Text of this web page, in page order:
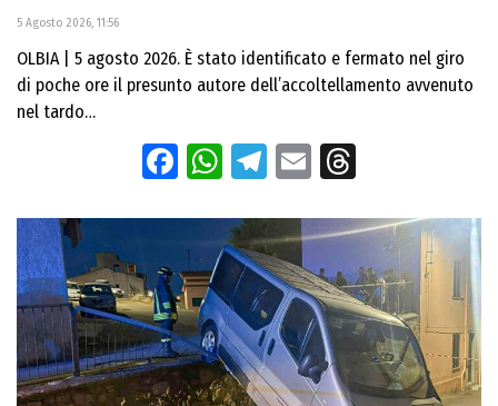
5 Agosto 2026, 11:56
OLBIA | 5 agosto 2026. È stato identificato e fermato nel giro
di poche ore il presunto autore dell’accoltellamento avvenuto
nel tardo…
Facebook
WhatsApp
Telegram
Email